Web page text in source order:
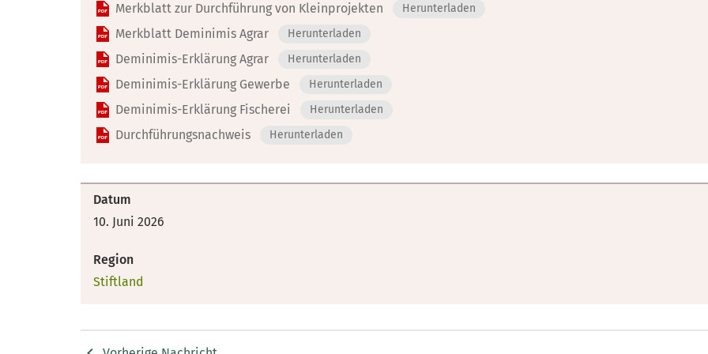
Merkblatt zur Durchführung von Kleinprojekten Herunterladen
Merkblatt Deminimis Agrar Herunterladen
Deminimis-Erklärung Agrar Herunterladen
Deminimis-Erklärung Gewerbe Herunterladen
Deminimis-Erklärung Fischerei Herunterladen
Durchführungsnachweis Herunterladen
Datum
10. Juni 2026
Region
Stiftland